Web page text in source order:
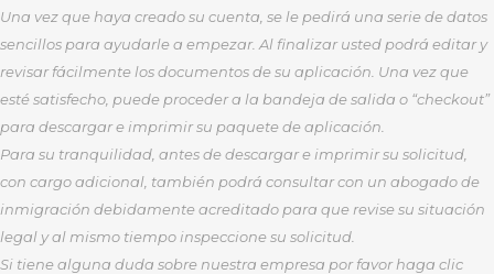
Una vez que haya creado su cuenta, se le pedirá una serie de datos
sencillos para ayudarle a empezar. Al finalizar usted podrá editar y
revisar fácilmente los documentos de su aplicación. Una vez que
esté satisfecho, puede proceder a la bandeja de salida o “checkout”
para descargar e imprimir su paquete de aplicación.
Para su tranquilidad, antes de descargar e imprimir su solicitud,
con cargo adicional, también podrá consultar con un abogado de
inmigración debidamente acreditado para que revise su situación
legal y al mismo tiempo inspeccione su solicitud.
Si tiene alguna duda sobre nuestra empresa por favor haga clic